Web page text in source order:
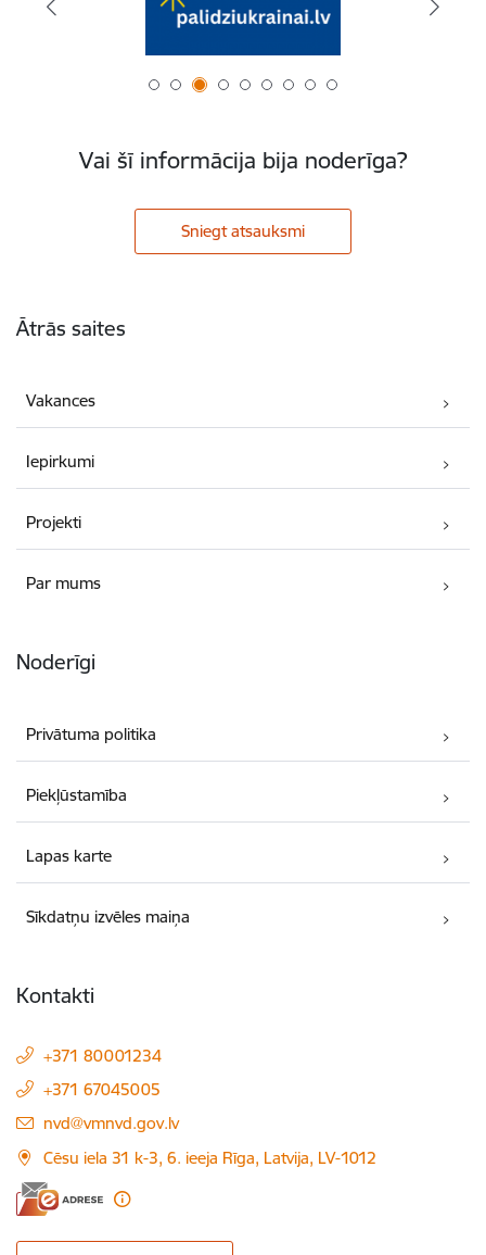
Vai šī informācija bija noderīga?
Sniegt atsauksmi
Ātrās saites
Vakances
Iepirkumi
Projekti
Par mums
Noderīgi
Privātuma politika
Piekļūstamība
Lapas karte
Sīkdatņu izvēles maiņa
Kontakti
+371 80001234
+371 67045005
E-pasts:
nvd@vmnvd.gov.lv
Cēsu iela 31 k-3, 6. ieeja Rīga, Latvija, LV-1012